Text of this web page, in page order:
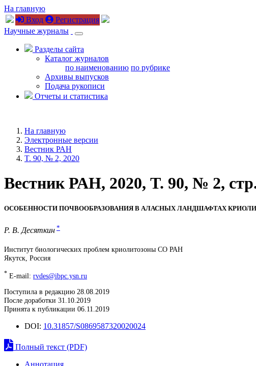
На главную
Вход
Регистрация
Научные журналы
Разделы сайта
Каталог журналов
по наименованию по рубрике
Архивы выпусков
Подача рукописи
Отчеты и статистика
На главную
Электронные версии
Вестник РАН
T. 90, № 2, 2020
Вестник РАН, 2020, T. 90, № 2,
ОСОБЕННОСТИ ПОЧВООБРАЗОВАНИЯ В АЛАСНЫХ ЛАНДШАФТАХ
Р. В. Десяткин *
Институт биологических проблем криолитозоны СО РАН
Якутск, Россия
* E-mail: rvdes@ibpc.ysn.ru
Поступила в редакцию 28.08.2019
После доработки 31.10.2019
Принята к публикации 06.11.2019
DOI: 10.31857/S0869587320020024
Полный текст (PDF)